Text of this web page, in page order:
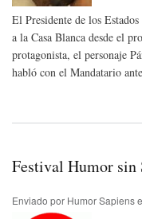
El Presidente de los
a la Casa Blanca desde el
protagonista, el personaje
habló con el Mandatario
Festival Humor sin
Enviado por Humor Sapiens